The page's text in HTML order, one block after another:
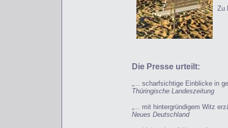
Zu
Die Presse urteilt:
„... scharfsichtige Einblicke in
Thüringische Landeszeitung
„... mit hintergründigem Witz
Neues Deutschland